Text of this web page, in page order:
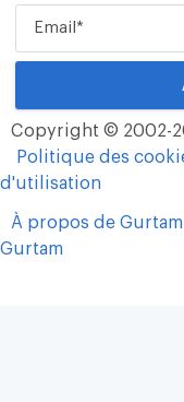
Copyright © 2002-
Politique des
d'utilisation
À propos de Gurtam
Gurtam